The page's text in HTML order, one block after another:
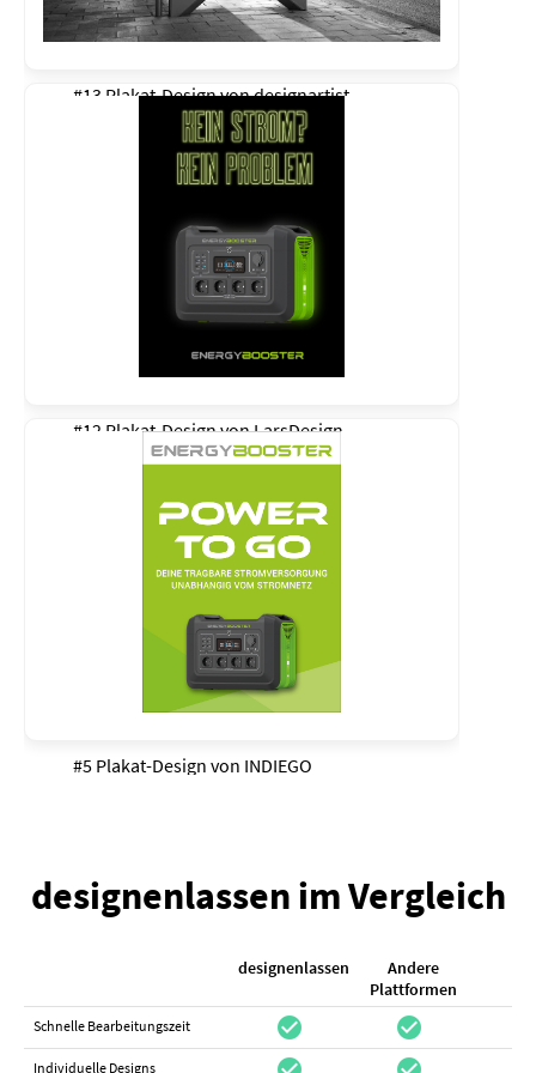
#13 Plakat-Design vondesignartist
#12 Plakat-Design vonLarsDesign
#5 Plakat-Design von INDIEGO
designenlassen im Vergleich
designenlassen
Andere
Plattformen
Schnelle Bearbeitungszeit check_circle check_circle
Individuelle Designs